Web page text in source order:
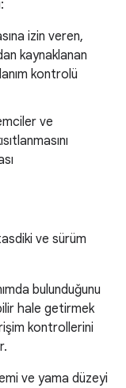
izin veren,
kaynaklanan
kontrolü
ve
ve sürüm
bulunduğunu
hale getirmek
kontrollerini
ve yama düzeyi